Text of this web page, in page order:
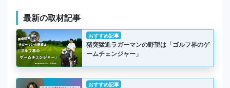
最新の取材記事
おすすめ記事
猪突猛進ラガーマンの野望は「ゴルフ界のゲ
ームチェンジャー」
おすすめ記事